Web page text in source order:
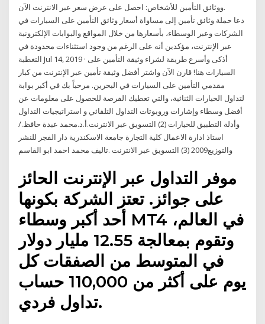
ووثائق التأمين للأشخاص: احصل على عرض سعر عبر الانترنت الآن.
دعا حملة وثائق تأمين إلى مساواة أسعار وثائق التأمين على السيارات في
الشركات وعبر الوسطاء، بأسعارها من خلال المواقع والبوابات الإلكترونية
عبر الإنترنت، مؤكدين أنه على الرغم من وجود استثناءات محدودة في
التغطية Jul 14, 2019 · أذكى وأسرع طريقة لشراء وثيقة التأمين على
السيارات هنا! قارن الآن واشتر أفضل وثيقة تأمين عبر الإنترنت من كبار
مقدمي التأمين على السيارات في البحرين. مرحباً بك في أكبر بوابة
لتداول الخيارات الثنائية، والتي تعطيك الفرصة للحصول على معلومات عن
أفضل وسطاء وإشارات وروبوتات التداول التلقائي و استراتيجيات التداول
وأدلة التطبيق للخيارات (2) التسويق عبر الانترنت.أ.د.محمد عبدة حافظ./
استاذ ادارة الاعمال كلية التجارة جامعة الاسكندرية دار الفجر للنشر
والتوزيع2009 (3) التسويق عبر الانترنت .تاليف محمد احمد ابو القاسم
موفر التداول عبر الإنترنت الحائز
على جوائز. تعتز الشركة بكونها
أحد أكبر وسطاء MT4 في العالم،
وتقوم بمعالجة 12.55 مليار دولار
في المتوسط من الصفقات كل
يوم على أكثر من 110,000 حساب
تداول فردي.